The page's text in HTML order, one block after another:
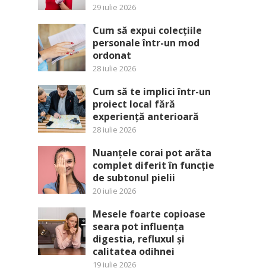
29 iulie 2026
Cum să expui colecțiile
personale într-un mod
ordonat
28 iulie 2026
Cum să te implici într-un
proiect local fără
experiență anterioară
28 iulie 2026
Nuanțele corai pot arăta
complet diferit în funcție
de subtonul pielii
20 iulie 2026
Mesele foarte copioase
seara pot influența
digestia, refluxul și
calitatea odihnei
19 iulie 2026